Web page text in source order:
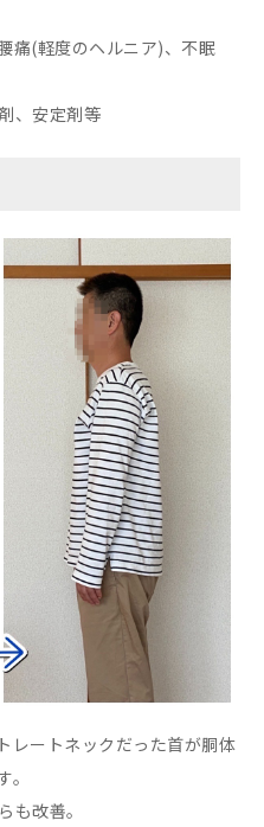
痛(軽度のヘルニア)、不眠
、安定剤等
レートネックだった首が胴体
も改善。